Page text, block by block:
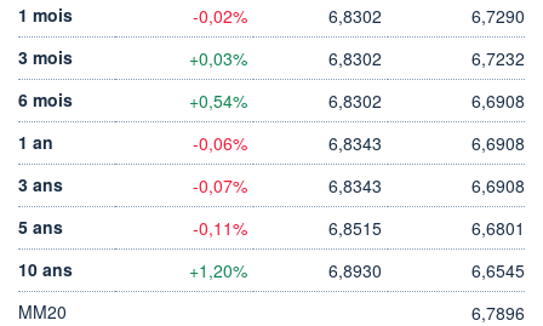
1 mois
-0,02% 6,8302
6,7290
3 mois
+0,03% 6,8302
6,7232
6 mois
+0,54% 6,8302
6,6908
1 an
-0,06% 6,8343
6,6908
3 ans
-0,07% 6,8343
6,6908
5 ans
-0,11% 6,8515
6,6801
10 ans
+1,20% 6,8930
6,6545
MM20
6,7896